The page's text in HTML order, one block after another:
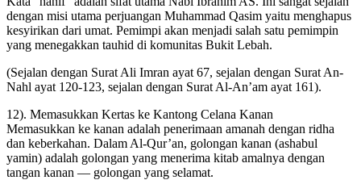
dengan misi utama perjuangan Muhammad Qasim yaitu menghapus
kesyirikan dari umat. Pemimpi akan menjadi salah satu pemimpin
yang menegakkan tauhid di komunitas Bukit Lebah.
(Sejalan dengan Surat Ali Imran ayat 67, sejalan dengan Surat An-
Nahl ayat 120-123, sejalan dengan Surat Al-An’am ayat 161).
12). Memasukkan Kertas ke Kantong Celana Kanan
Memasukkan ke kanan adalah penerimaan amanah dengan ridha
dan keberkahan. Dalam Al-Qur’an, golongan kanan (ashabul
yamin) adalah golongan yang menerima kitab amalnya dengan
tangan kanan — golongan yang selamat.